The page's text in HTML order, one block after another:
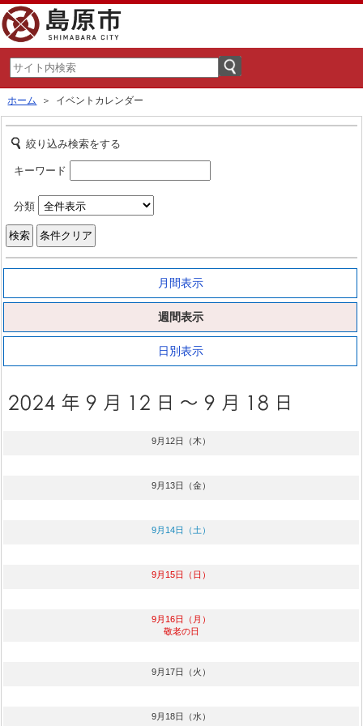
ホーム ＞ イベントカレンダー
絞り込み検索をする
キーワード
分類
月間表示
週間表示
日別表示
9月12日（木）
9月13日（金）
9月14日（土）
9月15日（日）
9月16日（月）
敬老の日
9月17日（火）
9月18日（水）